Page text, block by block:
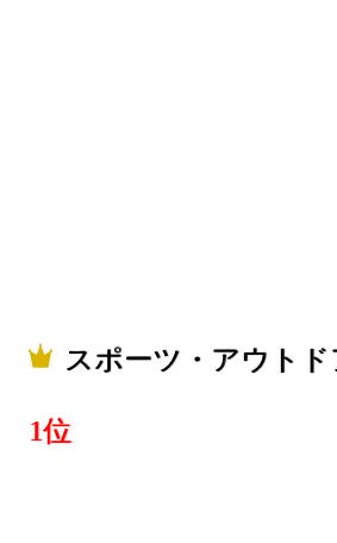
スポーツ・アウト
1位